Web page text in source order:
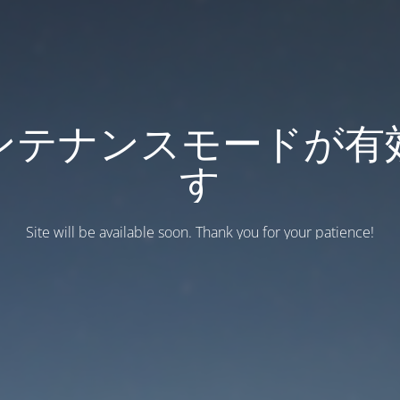
テナンスモードが有
す
Site will be available soon. Thank you for your patience!